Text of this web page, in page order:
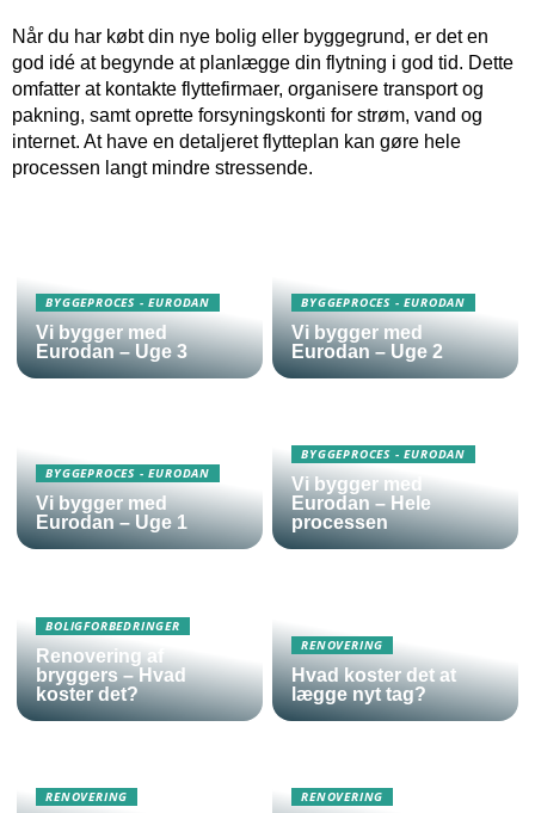
Når du har købt din nye bolig eller byggegrund, er det en
god idé at begynde at planlægge din flytning i god tid. Dette
omfatter at kontakte flyttefirmaer, organisere transport og
pakning, samt oprette forsyningskonti for strøm, vand og
internet. At have en detaljeret flytteplan kan gøre hele
processen langt mindre stressende.
BYGGEPROCES - EURODAN
Vi bygger med
Eurodan – Uge 3
BYGGEPROCES - EURODAN
Vi bygger med
Eurodan – Uge 2
BYGGEPROCES - EURODAN
Vi bygger med
Eurodan – Uge 1
BYGGEPROCES - EURODAN
Vi bygger med
Eurodan – Hele
processen
BOLIGFORBEDRINGER
Renovering af
bryggers – Hvad
koster det?
RENOVERING
Hvad koster det at
lægge nyt tag?
RENOVERING RENOVERING